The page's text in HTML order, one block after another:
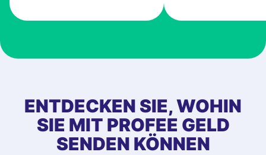
ENTDECKEN SIE, WOHIN
SIE MIT PROFEE GELD
SENDEN KÖNNEN